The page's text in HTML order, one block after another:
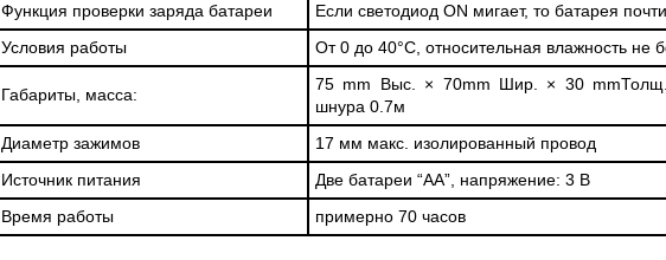
Функция проверки заряда батареи
Если светодиод ON мигает, то батарея
Условия работы
От 0 до 40°С, относительная влажность не
Габариты, масса:
75 mm Выс. × 70mm Шир. × 30
шнура 0.7м
Диаметр зажимов
17 мм макс. изолированный провод
Источник питания
Две батареи “AA”, напряжение: 3 В
Время работы
примерно 70 часов